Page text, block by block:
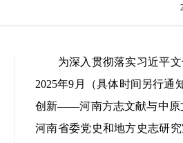
为深入贯彻落实习近平文
2025年9月（具体时间另行通
创新——河南方志文献与中原
河南省委党史和地方史志研